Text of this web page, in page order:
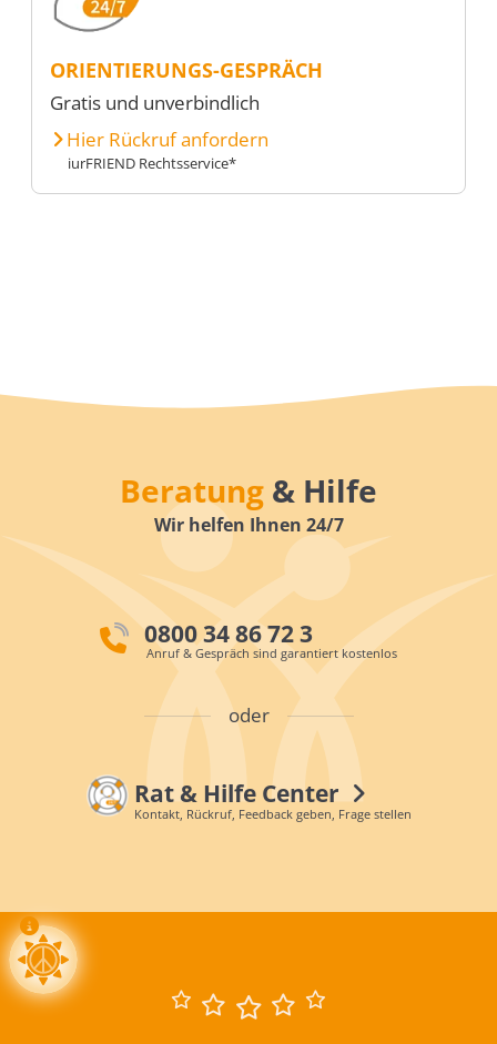
ORIENTIERUNGS-GESPRÄCH
Gratis und unverbindlich
Hier Rückruf anfordern
iurFRIEND Rechtsservice*
Beratung & Hilfe
Wir helfen Ihnen 24/7
0800 34 86 72 3
Anruf & Gespräch sind garantiert kostenlos
oder
Rat & Hilfe Center
Kontakt, Rückruf, Feedback geben, Frage stellen